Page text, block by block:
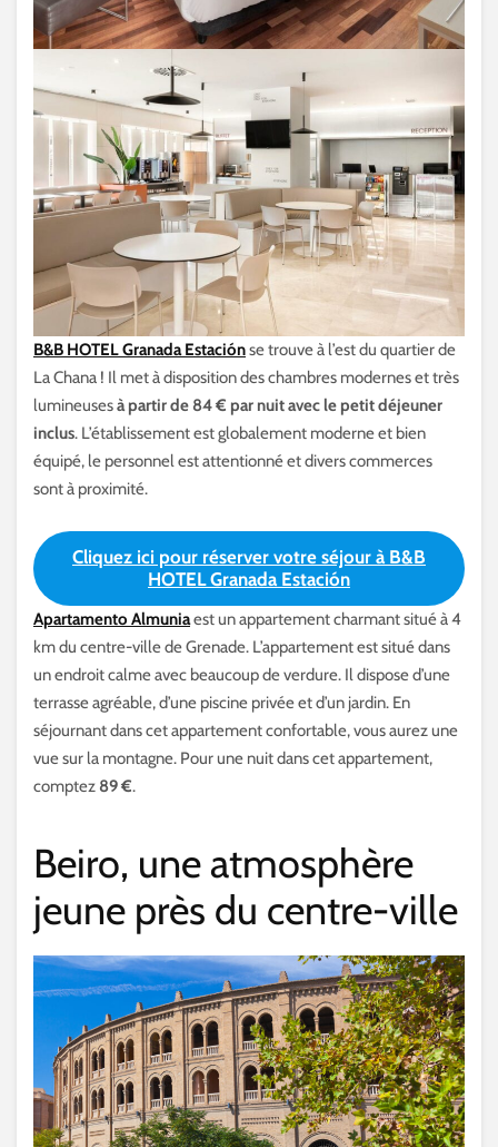
B&B HOTEL Granada Estaciónse trouve à l’est du quartier de
La Chana ! Il met à disposition des chambres modernes et très
lumineusesà partir de 84 € par nuit avec le petit déjeuner
inclus. L’établissement est globalement moderne et bien
équipé, le personnel est attentionné et divers commerces
sont à proximité.
Cliquez ici pour réserver votre séjour à B&B
HOTEL Granada Estación
Apartamento Almuniaest un appartement charmant situé à 4
km du centre-ville de Grenade. L’appartement est situé dans
un endroit calme avec beaucoup de verdure. Il dispose d’une
terrasse agréable, d’une piscine privée et d’un jardin. En
séjournant dans cet appartement confortable, vous aurez une
vue sur la montagne. Pour une nuit dans cet appartement,
comptez 89 €.
Beiro, une atmosphère
jeune près du centre-ville